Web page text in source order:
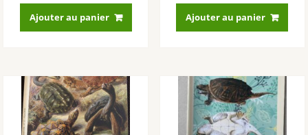
Ajouter au panier Ajouter au panier